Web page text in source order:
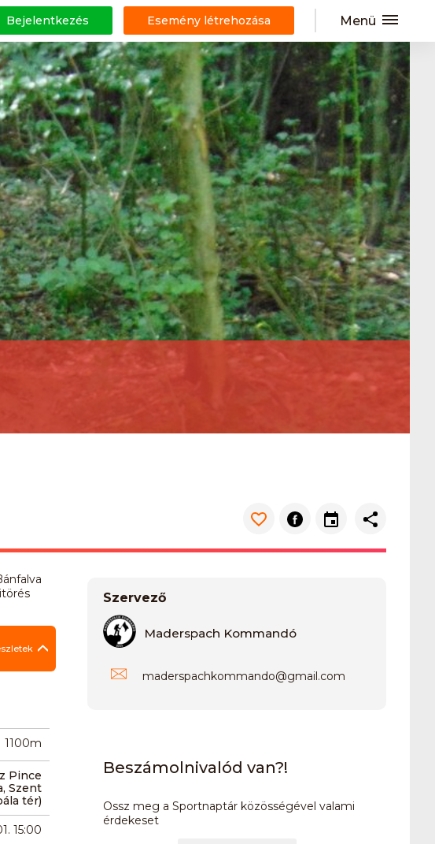
Bejelentkezés Esemény létrehozása Menü
1100m
Pince
Szent
tér)
15:00
Szervező
Maderspach Kommandó
maderspachkommando@gmail.com
Beszámolnivalód van?!
Ossz meg a Sportnaptár közösségével valami
érdekeset